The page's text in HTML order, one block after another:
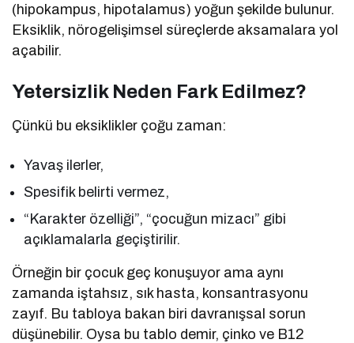
(hipokampus, hipotalamus) yoğun şekilde bulunur.
Eksiklik, nörogelişimsel süreçlerde aksamalara yol
açabilir.
Yetersizlik Neden Fark Edilmez?
Çünkü bu eksiklikler çoğu zaman:
Yavaş ilerler,
Spesifik belirti vermez,
“Karakter özelliği”, “çocuğun mizacı” gibi
açıklamalarla geçiştirilir.
Örneğin bir çocuk geç konuşuyor ama aynı
zamanda iştahsız, sık hasta, konsantrasyonu
zayıf. Bu tabloya bakan biri davranışsal sorun
düşünebilir. Oysa bu tablo demir, çinko ve B12